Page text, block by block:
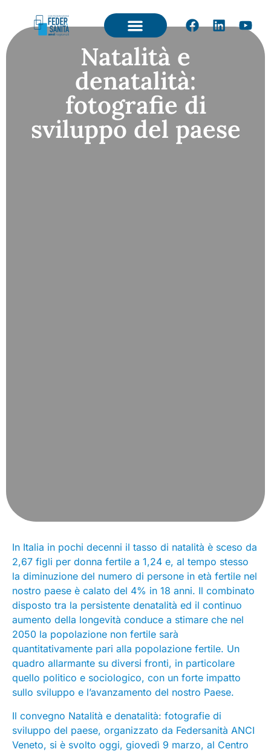
Natalità e
denatalità:
fotografie di
sviluppo del paese
In Italia in pochi decenni il tasso di natalità è sceso da
2,67 figli per donna fertile a 1,24 e, al tempo stesso
la diminuzione del numero di persone in età fertile nel
nostro paese è calato del 4% in 18 anni. Il combinato
disposto tra la persistente denatalità ed il continuo
aumento della longevità conduce a stimare che nel
2050 la popolazione non fertile sarà
quantitativamente pari alla popolazione fertile. Un
quadro allarmante su diversi fronti, in particolare
quello politico e sociologico, con un forte impatto
sullo sviluppo e l’avanzamento del nostro Paese.
Il convegno Natalità e denatalità: fotografie di
sviluppo del paese, organizzato da Federsanità ANCI
Veneto, si è svolto oggi, giovedì 9 marzo, al Centro